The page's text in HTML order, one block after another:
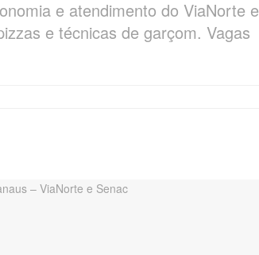
e atendimento do ViaNorte e
e técnicas de garçom. Vagas